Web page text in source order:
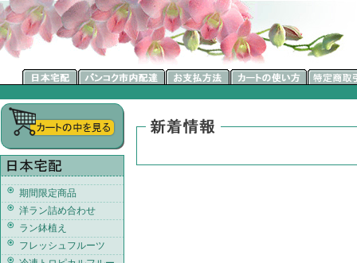
期間限定商品
洋ラン詰め合わせ
ラン鉢植え
フレッシュフルーツ